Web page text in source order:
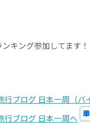
ング参加してま